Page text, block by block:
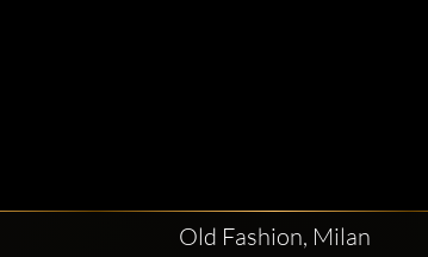
Old Fashion, Milan